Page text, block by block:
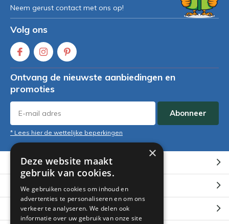
Neem gerust contact met ons op!
Volg ons
Ontvang de nieuwste aanbiedingen en
promoties
Abonneer
* Lees hier de wettelijke beperkingen
Klantenservice
Mijn account
Categorieën
×
Deze website maakt
gebruik van cookies.
We gebruiken cookies om inhoud en
advertenties te personaliseren en om ons
verkeer te analyseren. We delen ook
informatie over uw gebruik van onze site